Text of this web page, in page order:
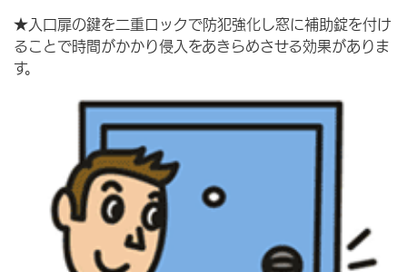
★入口扉の鍵を二重ロックで防犯強化し窓に補助錠を付け
ることで時間がかかり侵入をあきらめさせる効果がありま
す。